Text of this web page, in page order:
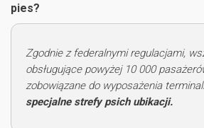
pies?
Zgodnie z federalnymi regulacjami,
obsługujące powyżej 10 000
zobowiązane do wyposażenia
specjalne strefy psich ubikacji.